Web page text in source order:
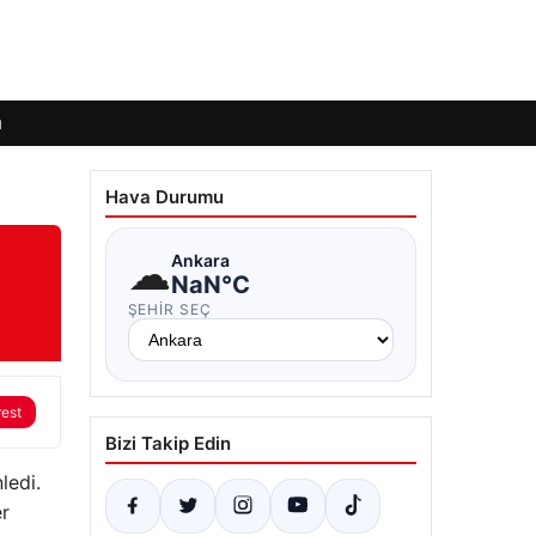
Hava Durumu
☁Ankara
NaN°C
ŞEHIR SEÇ
Bizi Takip Edin